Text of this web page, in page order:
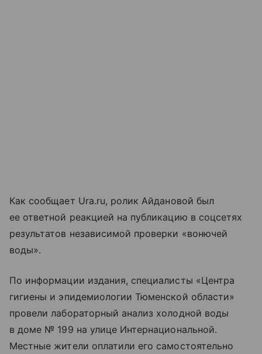
Как сообщает Ura.ru, ролик Айдановой был
ее ответной реакцией на публикацию в соцсетях
результатов независимой проверки «вонючей
воды».
По информации издания, специалисты «Центра
гигиены и эпидемиологии Тюменской области»
провели лабораторный анализ холодной воды
в доме № 199 на улице Интернациональной.
Местные жители оплатили его самостоятельно